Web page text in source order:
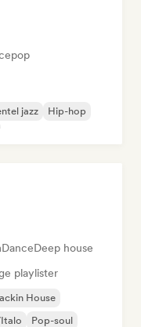
jazz
Hip-hop
DanceDeep house
playlister
House
Pop-soul